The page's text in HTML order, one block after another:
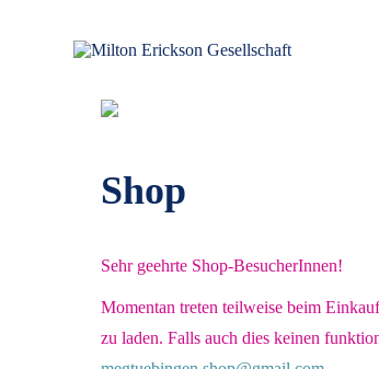
Shop
Sehr geehrte Shop-BesucherInnen!
Momentan treten teilweise beim
zu laden. Falls auch dies keinen